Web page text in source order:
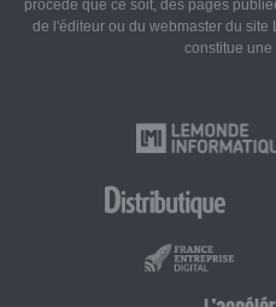
procédé que ce soit, des pages
de l'éditeur ou du webmaster du
constitue une